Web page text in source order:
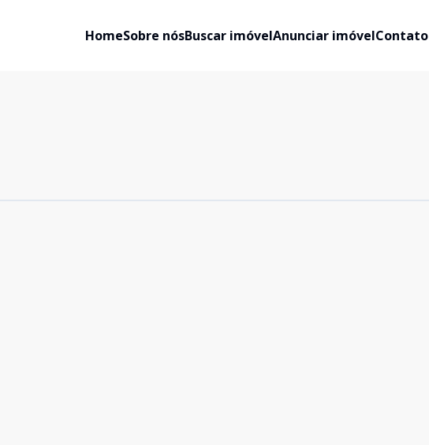
HomeSobre nósBuscar imóvelAnunciar imóvelContato